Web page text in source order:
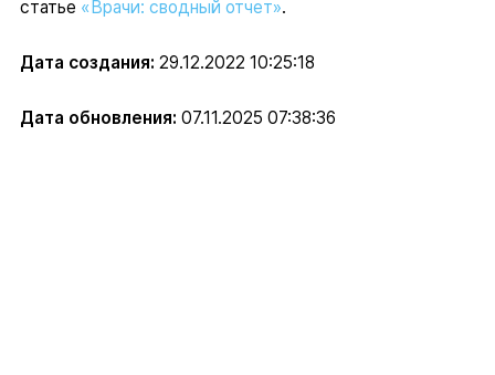
статье «Врачи: сводный отчет».
Дата создания: 29.12.2022 10:25:18
Дата обновления: 07.11.2025 07:38:36